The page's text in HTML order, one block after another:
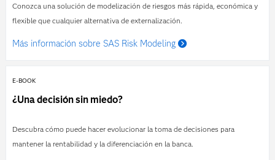
Conozca una solución de modelización de riesgos más rápida, económica y
flexible que cualquier alternativa de externalización.
Más información sobre SAS Risk Modeling
E-BOOK
¿Una decisión sin miedo?
Descubra cómo puede hacer evolucionar la toma de decisiones para
mantener la rentabilidad y la diferenciación en la banca.